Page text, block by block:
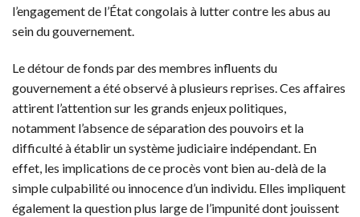
l’engagement de l’État congolais à lutter contre les abus au
sein du gouvernement.
Le détour de fonds par des membres influents du
gouvernement a été observé à plusieurs reprises. Ces affaires
attirent l’attention sur les grands enjeux politiques,
notamment l’absence de séparation des pouvoirs et la
difficulté à établir un système judiciaire indépendant. En
effet, les implications de ce procès vont bien au-delà de la
simple culpabilité ou innocence d’un individu. Elles impliquent
également la question plus large de l’impunité dont jouissent